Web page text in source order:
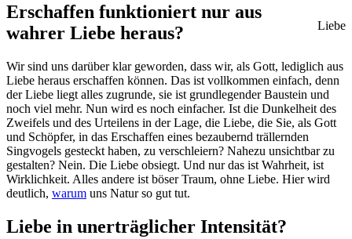
Liebe
Erschaffen funktioniert nur aus
wahrer Liebe heraus?
Wir sind uns darüber klar geworden, dass wir, als Gott, lediglich aus
Liebe heraus erschaffen können. Das ist vollkommen einfach, denn
der Liebe liegt alles zugrunde, sie ist grundlegender Baustein und
noch viel mehr. Nun wird es noch einfacher. Ist die Dunkelheit des
Zweifels und des Urteilens in der Lage, die Liebe, die Sie, als Gott
und Schöpfer, in das Erschaffen eines bezaubernd trällernden
Singvogels gesteckt haben, zu verschleiern? Nahezu unsichtbar zu
gestalten? Nein. Die Liebe obsiegt. Und nur das ist Wahrheit, ist
Wirklichkeit. Alles andere ist böser Traum, ohne Liebe. Hier wird
deutlich, warum uns Natur so gut tut.
Liebe in unerträglicher Intensität?